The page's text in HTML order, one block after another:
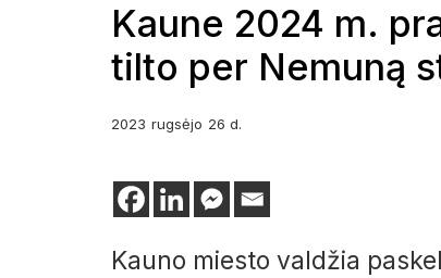
Kaune 2024 m.
tilto per Nemuną
2023 rugsėjo 26 d.
Kauno miesto valdžia